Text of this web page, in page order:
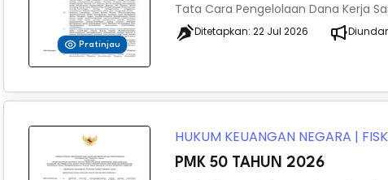
Penelitian/Pengkajian Hukum
Video Sosialisasi
Kamus Hukum
Pratinjau
Tata Cara Pengelolaan Dana Kerja
Ditetapkan:22 Jul 2026
HUKUM KEUANGAN NEGARA |
PMK 50 TAHUN 2026